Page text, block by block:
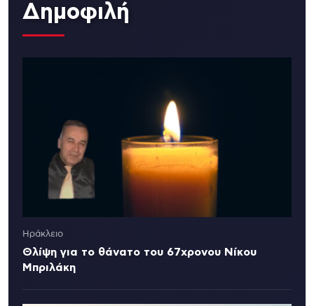
Δημοφιλή
Ηράκλειο
Θλίψη για το θάνατο του 67χρονου Νίκου
Μπριλάκη